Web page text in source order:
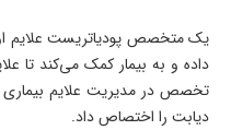
یک متخصص پودیاتریست علایم
داده و به بیمار کمک می‌کند تا
تخصص در مدیریت علایم
دیابت را اختصاص داد.